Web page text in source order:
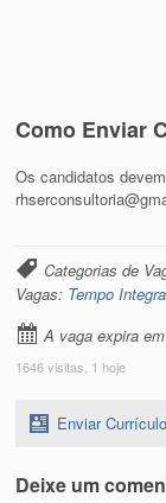
Como Enviar
Os candidatos
Categorias de
Vagas: Tempo
A vaga expira
1646 visitas, 1 hoje
Enviar Currículo
Deixe um